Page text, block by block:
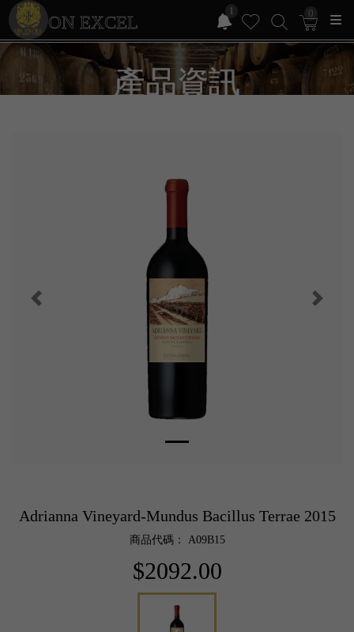
ON EXCEL
1 0
產品資訊
Adrianna Vineyard-Mundus Bacillus Terrae 2015
商品代碼： A09B15
$2092.00